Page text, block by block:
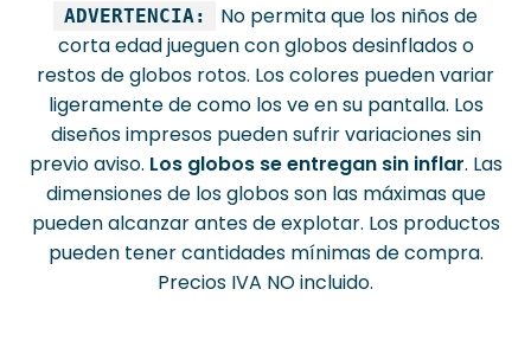
ADVERTENCIA:
No permita que los niños de
corta edad jueguen con globos desinflados o
restos de globos rotos. Los colores pueden variar
ligeramente de como los ve en su pantalla. Los
diseños impresos pueden sufrir variaciones sin
previo aviso. Los globos se entregan sin inflar. Las
dimensiones de los globos son las máximas que
pueden alcanzar antes de explotar. Los productos
pueden tener cantidades mínimas de compra.
Precios IVA NO incluido.